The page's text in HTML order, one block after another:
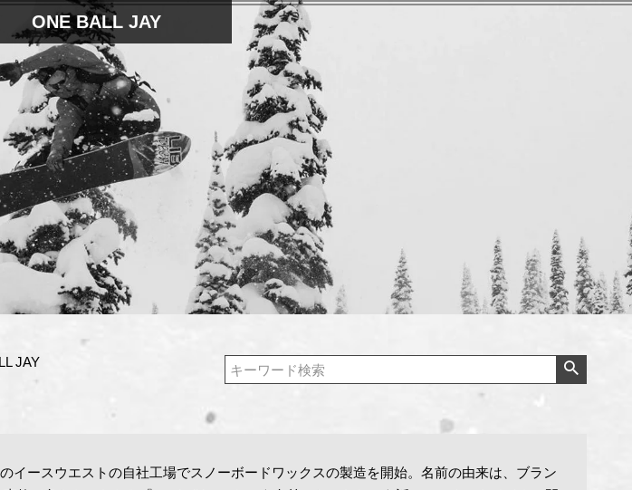
ONE BALL JAY
JAY
イースウエストの自社工場でスノーボードワックスの製造を開始。名前の由来は、ブラン